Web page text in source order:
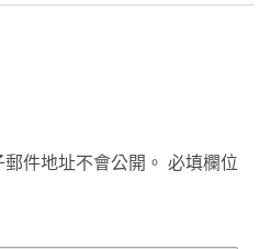
件地址不會公開。 必填欄位